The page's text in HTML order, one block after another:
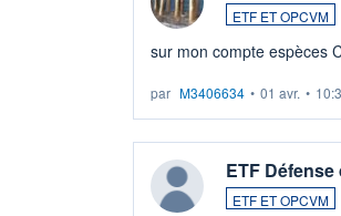
ETF ET OPCVM
sur mon compte espèces
par M3406634 • 01 avr. •
ETF
ETF ET OPCVM